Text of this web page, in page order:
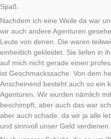
Spaß.
Nachdem ich eine Weile da war
wir auch andere Agenturen
Leute von denen. Die waren
einheitlich gekleidet. Sie liefen in
auf mich nicht gerade einen
ist Geschmackssache. Von dem
Anscheinend besteht auch so ein
Agenturen. Wir wurden nämlich
beschimpft, aber auch das war
aber auch schade, da wir ja alle
und sinnvoll unser Geld verdienen.